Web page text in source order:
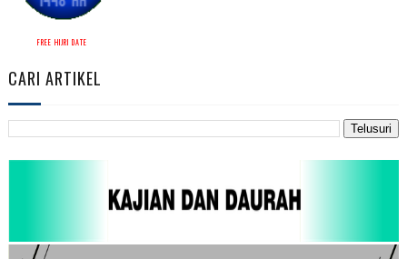
FREE HIJRI DATE
CARI ARTIKEL